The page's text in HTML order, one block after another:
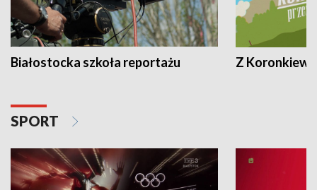
Białostocka szkoła reportażu Z
SPORT